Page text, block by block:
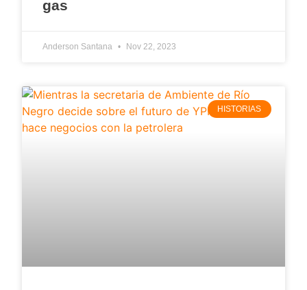
gas
Anderson Santana Nov 22, 2023
HISTORIAS